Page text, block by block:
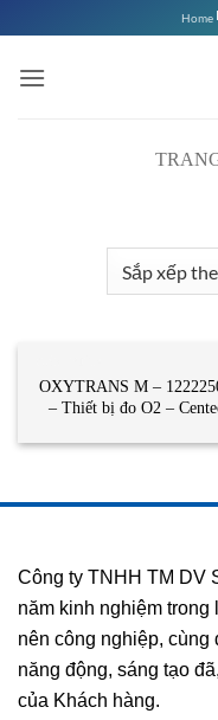
qua
nội
Home
OXYTRANS M –
– Thiết bị đo O2 –
Công ty TNHH TM DV
năm kinh nghiệm
nên công nghiệp, cùng
năng động, sáng tạo
của Khách hàng.